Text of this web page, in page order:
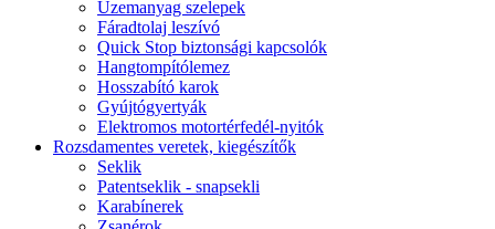
Üzemanyag szelepek
Fáradtolaj leszívó
Quick Stop biztonsági kapcsolók
Hangtompítólemez
Hosszabító karok
Gyújtógyertyák
Elektromos motortérfedél-nyitók
Rozsdamentes veretek, kiegészítők
Seklik
Patentseklik - snapsekli
Karabínerek